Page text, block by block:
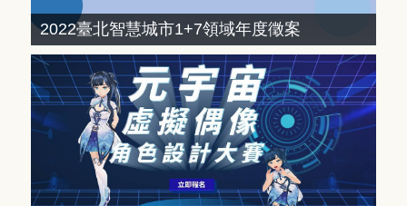
2022臺北智慧城市1+7領域年度徵案